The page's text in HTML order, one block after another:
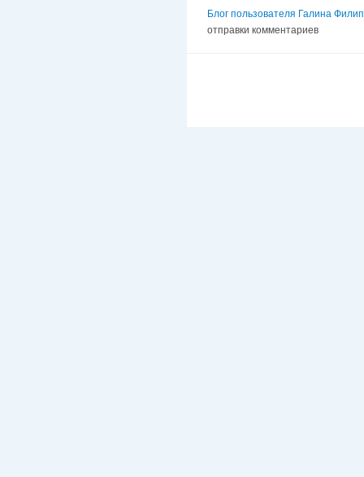
Блог пользователя Галина
отправки комментариев